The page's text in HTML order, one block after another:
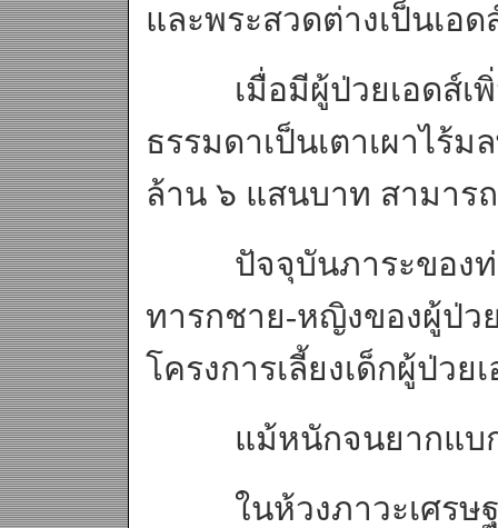
และพระสวดต่างเป็นเอ
เมื่อมีผู้ป่วยเอดส์เพิ่ม
ธรรมดาเป็นเตาเผาไร้
ล้าน ๖ แสนบาท สามาร
ปัจจุบันภาระของท่า
ทารกชาย-หญิงของผู้ป่ว
โครงการเลี้ยงเด็กผู้ป่ว
แม้หนักจนยากแบก
ในห้วงภาวะเศรษฐ